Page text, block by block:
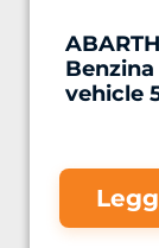
vehicle